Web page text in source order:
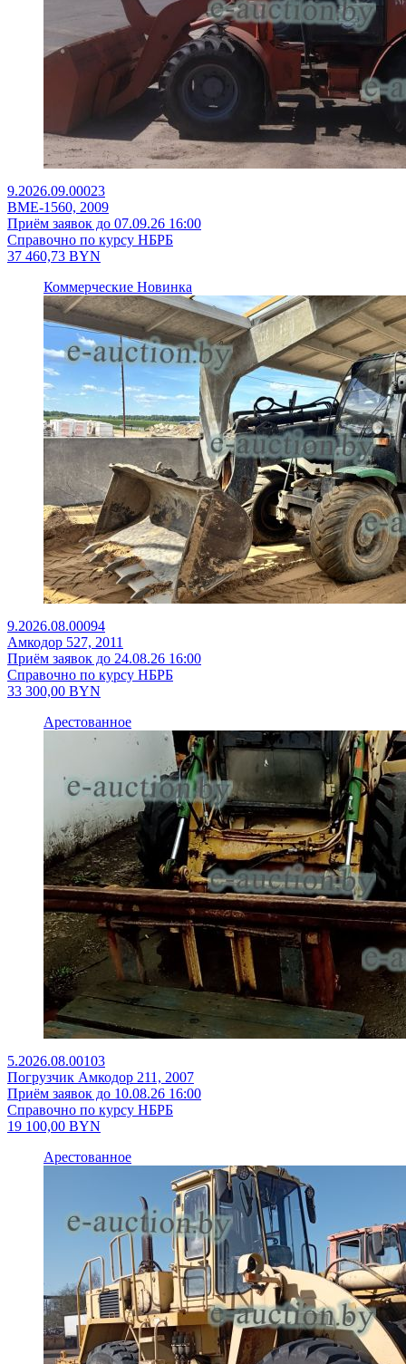
9.2026.09.00023
ВМЕ-1560, 2009
Приём заявок до 07.09.26 16:00
Справочно по курсу НБРБ
37 460,73 BYN
Коммерческие Новинка
9.2026.08.00094
Амкодор 527, 2011
Приём заявок до 24.08.26 16:00
Справочно по курсу НБРБ
33 300,00 BYN
Арестованное
5.2026.08.00103
Погрузчик Амкодор 211, 2007
Приём заявок до 10.08.26 16:00
Справочно по курсу НБРБ
19 100,00 BYN
Арестованное